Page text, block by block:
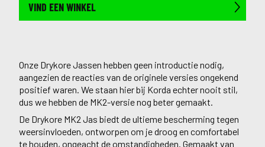
VIND EEN WINKEL
Onze Drykore Jassen hebben geen introductie nodig,
aangezien de reacties van de originele versies ongekend
positief waren. We staan hier bij Korda echter nooit stil,
dus we hebben de MK2-versie nog beter gemaakt.
De Drykore MK2 Jas biedt de ultieme bescherming tegen
weersinvloeden, ontworpen om je droog en comfortabel
te houden, ongeacht de omstandigheden. Gemaakt van